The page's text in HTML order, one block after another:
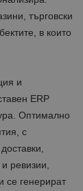
търговски
в които
и
ERP
Оптимално
с
ревизии,
се генерират